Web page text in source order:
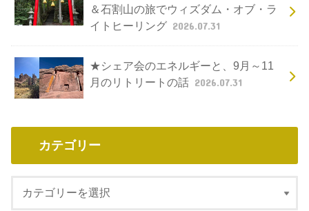
＆石割山の旅でウィズダム・オブ・ラ
イトヒーリング 2026.07.31
★シェア会のエネルギーと、9月～11
月のリトリートの話 2026.07.31
カテゴリー